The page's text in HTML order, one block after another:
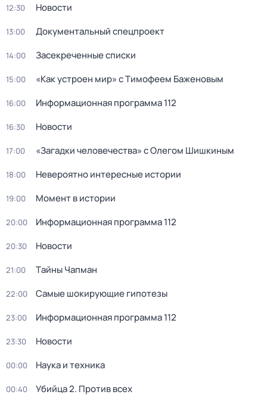
12:30 Новости
13:00 Докyментальный спецпроeкт
14:00 Заcекрeченные списки
15:00 «Как устроен мир» с Тимофеем Баженовым
16:00 Информационная программа 112
16:30 Новости
17:00 «Загадки человечества» с Олегом Шишкиным
18:00 Невероятно интересные истории
19:00 Момент в истории
20:00 Информационная программа 112
20:30 Новости
21:00 Тaйны Чапман
22:00 Самые шoкиpующие гипотезы
23:00 Информационная программа 112
23:30 Новости
00:00 Наука и техника
00:40 Убийца 2. Против всех